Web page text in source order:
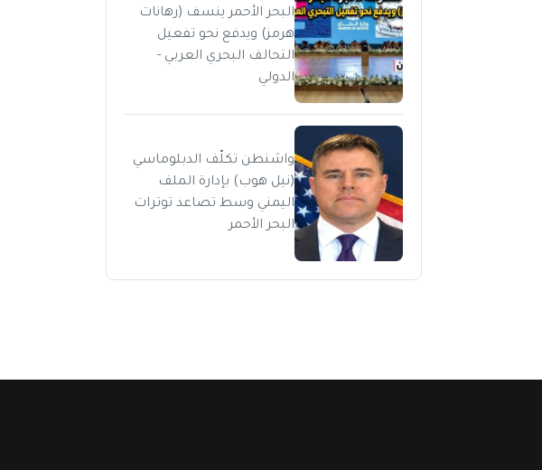
البحر الأحمر ينسف (رهانات
هرمز) ويدفع نحو تفعيل
التحالف البحري العربي -
الدولي
واشنطن تكلّف الدبلوماسي
(نيل هوب) بإدارة الملف
اليمني وسط تصاعد توترات
البحر الأحمر